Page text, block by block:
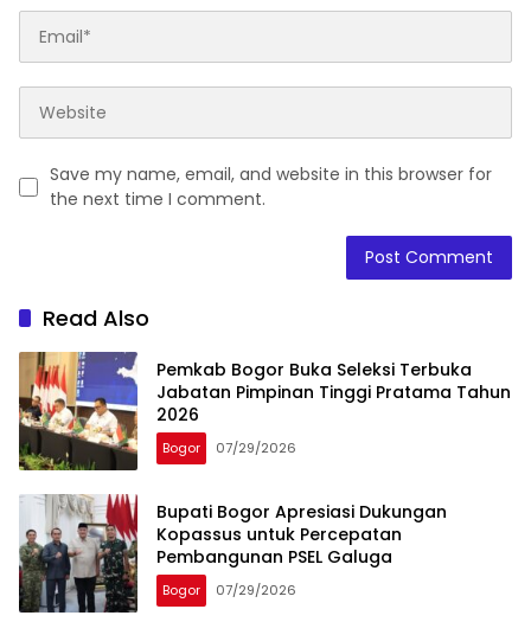
Save my name, email, and website in this browser for
the next time I comment.
Read Also
Pemkab Bogor Buka Seleksi Terbuka
Jabatan Pimpinan Tinggi Pratama Tahun
2026
Bogor 07/29/2026
Bupati Bogor Apresiasi Dukungan
Kopassus untuk Percepatan
Pembangunan PSEL Galuga
Bogor 07/29/2026